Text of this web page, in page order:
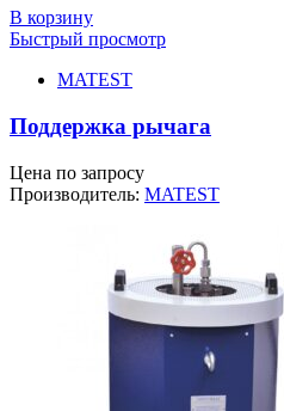
В корзину
Быстрый просмотр
MATEST
Поддержка рычага
Цена по запросу
Производитель: MATEST